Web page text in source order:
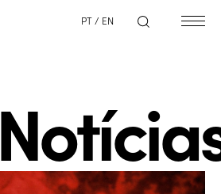
PT / EN